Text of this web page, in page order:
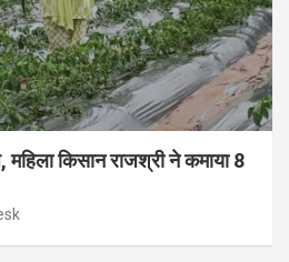
किसान राजश्री ने कमाया 8